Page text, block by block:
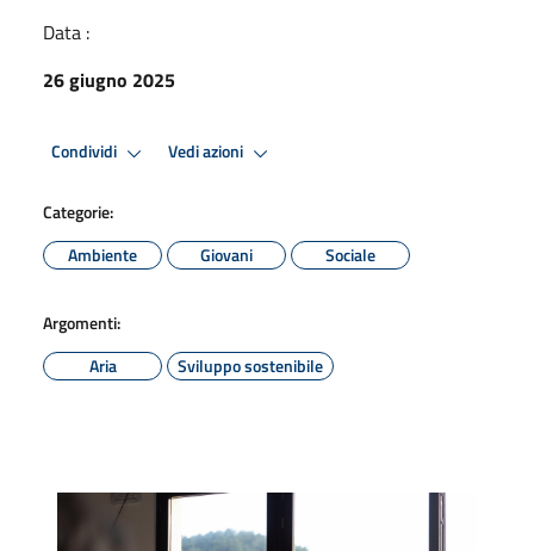
Data :
26 giugno 2025
Condividi Vedi azioni
Categorie:
Ambiente
Giovani Sociale
Argomenti:
Aria
Sviluppo sostenibile